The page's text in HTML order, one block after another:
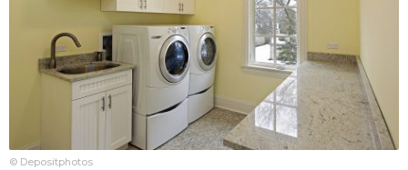
© Depositphotos